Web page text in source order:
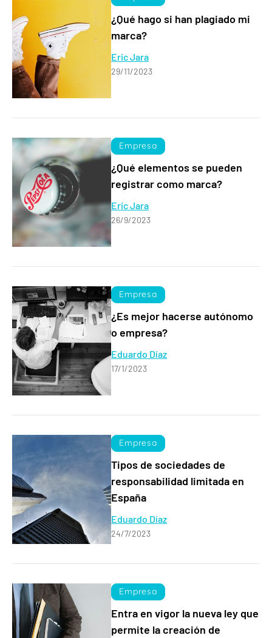
¿Qué hago si han plagiado mi
marca?
Eric Jara
29/11/2023
Empresa
¿Qué elementos se pueden
registrar como marca?
Eric Jara
26/9/2023
Empresa
¿Es mejor hacerse autónomo
o empresa?
Eduardo Díaz
17/1/2023
Empresa
Tipos de sociedades de
responsabilidad limitada en
España
Eduardo Díaz
24/7/2023
Empresa
Entra en vigor la nueva ley que
permite la creación de